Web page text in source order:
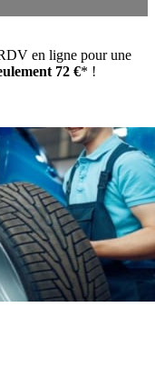
en ligne pour une
72 €* !